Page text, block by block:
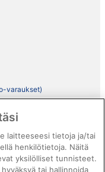
varaukset)
laitteeseesi tietoja ja/tai
henkilötietoja. Näitä
yksilölliset tunnisteet.
tai hallinnoida